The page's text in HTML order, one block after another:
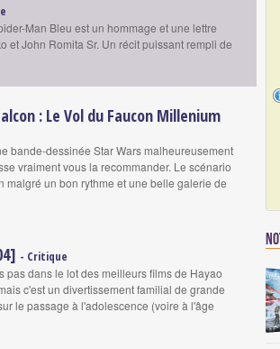
Man Bleu est un hommage et une lettre
et John Romita Sr. Un récit puissant rempli de
: Le Vol du Faucon Millenium
bande-dessinée Star Wars malheureusement
vraiment vous la recommander. Le scénario
malgré un bon rythme et une belle galerie de
- Critique
pas dans le lot des meilleurs films de Hayao
c'est un divertissement familial de grande
le passage à l'adolescence (voire à l'âge